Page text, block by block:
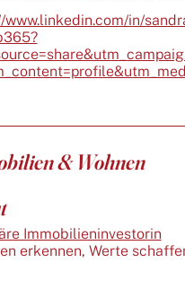
www.linkedin.com/in/
& Wohnen
Immobilieninvestorin
erkennen, Werte